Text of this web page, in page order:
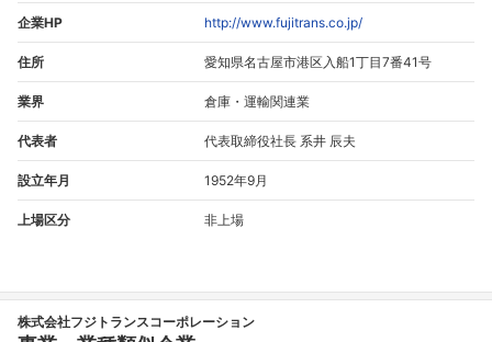
企業HP http://www.fujitrans.co.jp/
住所 愛知県名古屋市港区入船1丁目7番41号
業界 倉庫・運輸関連業
代表者 代表取締役社長 系井 辰夫
設立年月 1952年9月
上場区分 非上場
株式会社フジトランスコーポレーション